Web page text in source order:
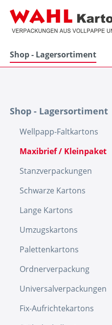
Shop - Lagersortiment
Shop - Lagersortiment
Wellpapp-Faltkartons
Maxibrief / Kleinpaket
Stanzverpackungen
Schwarze Kartons
Lange Kartons
Umzugskartons
Palettenkartons
Ordnerverpackung
Universalverpackungen
Fix-Aufrichtekartons